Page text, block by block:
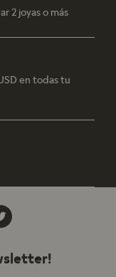
2 joyas o más
en todas tu